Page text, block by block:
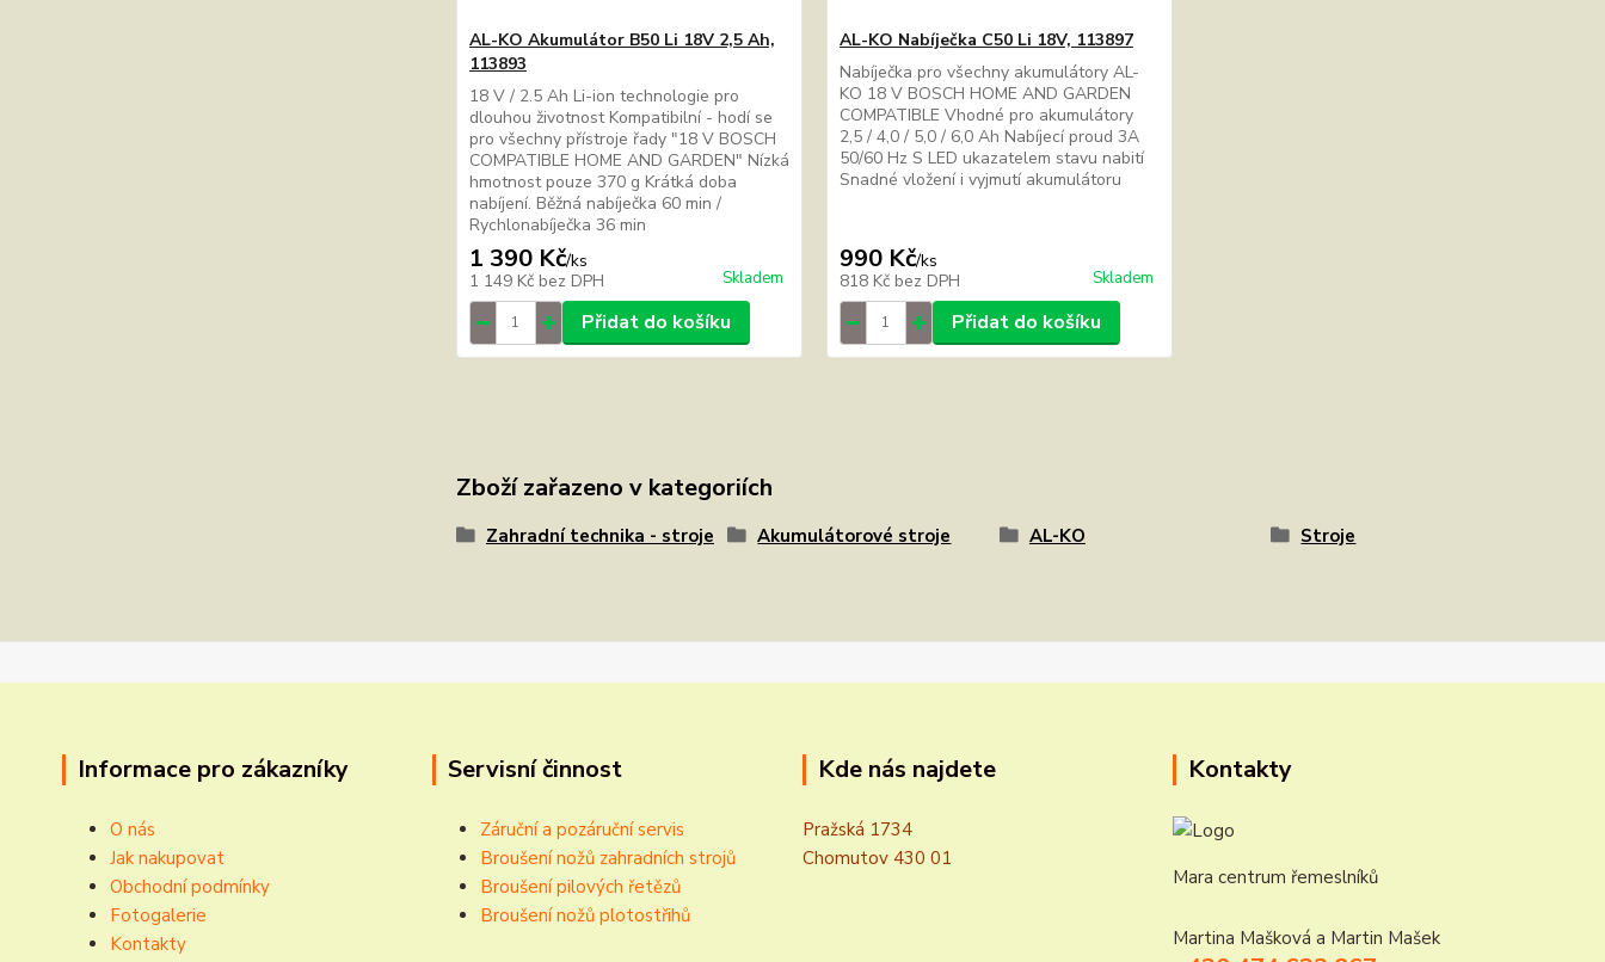
AL-KO Akumulátor B50 Li 18V 2,5 Ah,
113893
18 V / 2.5 Ah Li-ion technologie pro
dlouhou životnost Kompatibilní - hodí se
pro všechny přístroje řady "18 V BOSCH
COMPATIBLE HOME AND GARDEN" Nízká
hmotnost pouze 370 g Krátká doba
nabíjení. Běžná nabíječka 60 min /
Rychlonabíječka 36 min
1 390 Kč/ks
1 149 Kč bez DPH Skladem
Přidat do košíku
AL-KO Nabíječka C50 Li 18V, 113897
Nabíječka pro všechny akumulátory AL-
KO 18 V BOSCH HOME AND GARDEN
COMPATIBLE Vhodné pro akumulátory
2,5 / 4,0 / 5,0 / 6,0 Ah Nabíjecí proud 3A
50/60 Hz S LED ukazatelem stavu nabití
Snadné vložení i vyjmutí akumulátoru
990 Kč/ks
818 Kč bez DPH Skladem
Přidat do košíku
Zboží zařazeno v kategoriích
Zahradní technika - stroje Akumulátorové stroje AL-KO Stroje
Informace pro zákazníky
O nás
Jak nakupovat
Obchodní podmínky
Fotogalerie
Kontakty
Servisní činnost
Záruční a pozáruční servis
Broušení nožů zahradních strojů
Broušení pilových řetězů
Broušení nožů plotostřihů
Kde nás najdete
Pražská 1734
Chomutov 430 01
Kontakty
Mara centrum řemeslníků
Martina Mašková a Martin Mašek